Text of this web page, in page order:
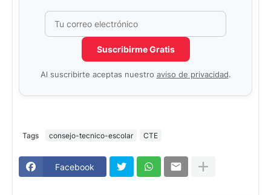
No completar este campo
Suscribirme Gratis
Al suscribirte aceptas nuestro aviso de privacidad.
Tags consejo-tecnico-escolar CTE
Facebook